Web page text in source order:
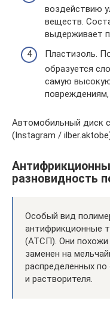
воздействию
веществ.
выдерживает
Пластизоль.
образуется
самую
Автомобильный диск
(Instagram /
разновидность
Особый вид
антифрикционные
(АТСП). Они похожи
заменен на
распределенных
и растворителя.